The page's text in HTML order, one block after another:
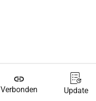
link
Verbonden Update